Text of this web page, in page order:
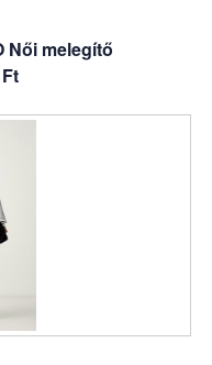
Női melegítő